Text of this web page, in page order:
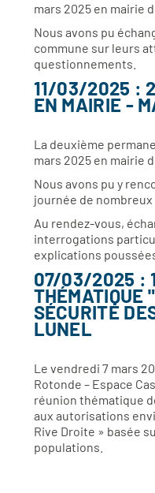
mars 2025 en mairie
Nous avons pu
commune sur leurs
questionnements.
11/03/2025 :
EN MAIRIE -
La deuxième
mars 2025 en mairie
Nous avons pu y
journée de nombreux
Au rendez-vous,
interrogations
explications
07/03/2025 :
THÉMATIQUE
SÉCURITÉ
LUNEL
Le vendredi 7 mars
Rotonde – Espace
réunion thématique
aux autorisations
Rive Droite » basée
populations.